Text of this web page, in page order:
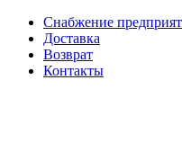
Снабжение
Доставка
Возврат
Контакты